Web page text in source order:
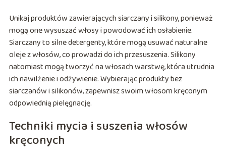
Unikaj produktów zawierających siarczany i silikony, ponieważ
mogą one wysuszać włosy i powodować ich osłabienie.
Siarczany to silne detergenty, które mogą usuwać naturalne
oleje z włosów, co prowadzi do ich przesuszenia. Silikony
natomiast mogą tworzyć na włosach warstwę, która utrudnia
ich nawilżenie i odżywienie. Wybierając produkty bez
siarczanów i silikonów, zapewnisz swoim włosom kręconym
odpowiednią pielęgnację.
Techniki mycia i suszenia włosów
kręconych